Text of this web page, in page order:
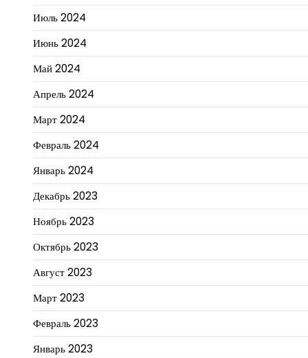
Июль 2024
Июнь 2024
Май 2024
Апрель 2024
Март 2024
Февраль 2024
Январь 2024
Декабрь 2023
Ноябрь 2023
Октябрь 2023
Август 2023
Март 2023
Февраль 2023
Январь 2023